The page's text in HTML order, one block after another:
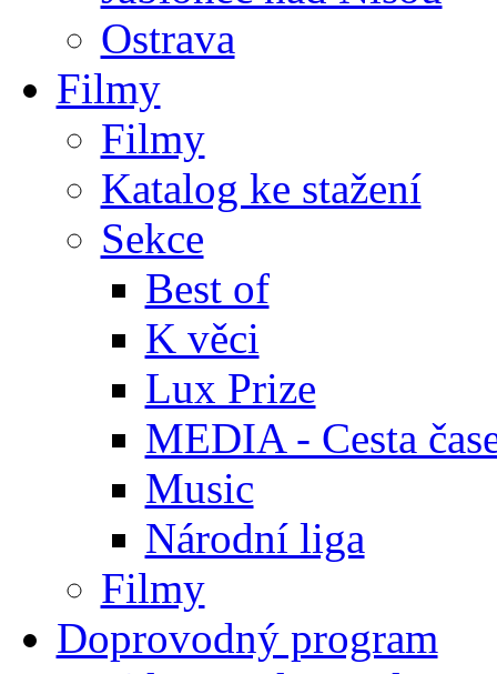
Ostrava
Filmy
Filmy
Katalog ke stažení
Sekce
Best of
K věci
Lux Prize
MEDIA - Cesta
Music
Národní liga
Filmy
Doprovodný program